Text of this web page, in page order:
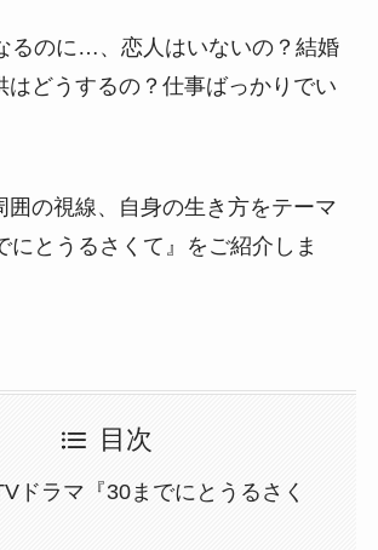
るのに…、恋人はいないの？結婚
はどうするの？仕事ばっかりでい
囲の視線、自身の生き方をテーマ
にとうるさくて』をご紹介しま
目次
ドラマ『30までにとうるさく